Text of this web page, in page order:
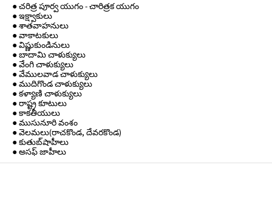
● చరిత్ర పూర్వ యుగం - చారిత్రక యుగం
● ఇక్ష్వాకులు
● శాతవాహనులు
● వాకాటకులు
● విష్ణుకుండినులు
● బాదామి చాళుక్యులు
● వేంగి చాళుక్యులు
● వేములవాడ చాళుక్యులు
● ముదిగొండ చాళుక్యులు
● కళ్యాణి చాళుక్యులు
● రాష్ట్ర కూటులు
● కాకతీయులు
● ముసునూరి వంశం
● వెలమలు(రాచకొండ, దేవరకొండ)
● కుతుబ్‌షాహీలు
● అసఫ్ జాహీలు